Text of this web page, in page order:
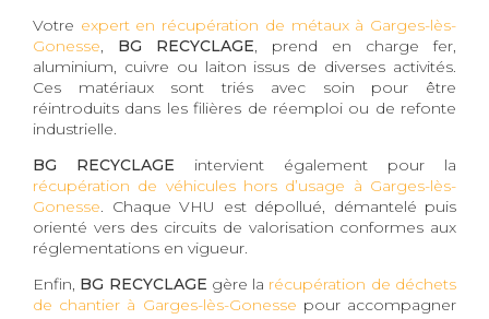
Votre expert en récupération de métaux à Garges-lès-
Gonesse, BG RECYCLAGE, prend en charge fer,
aluminium, cuivre ou laiton issus de diverses activités.
Ces matériaux sont triés avec soin pour être
réintroduits dans les filières de réemploi ou de refonte
industrielle.
BG RECYCLAGE intervient également pour la
récupération de véhicules hors d’usage à Garges-lès-
Gonesse. Chaque VHU est dépollué, démantelé puis
orienté vers des circuits de valorisation conformes aux
réglementations en vigueur.
Enfin, BG RECYCLAGE gère la récupération de déchets
de chantier à Garges-lès-Gonesse pour accompagner